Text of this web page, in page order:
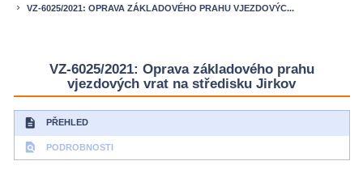
keyboard_arrow_right VZ-6025/2021: OPRAVA ZÁKLADOVÉHO PRAHU VJEZDOVÝC...
VZ-6025/2021: Oprava základového prahu
vjezdových vrat na středisku Jirkov
description PŘEHLED
find_in_page PODROBNOSTI